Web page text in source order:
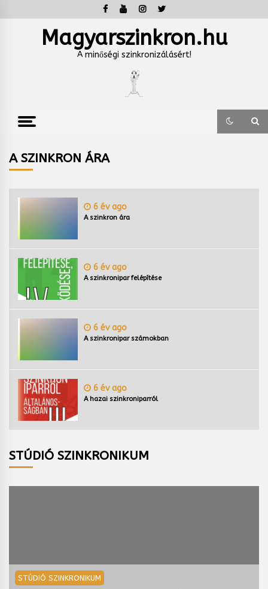
to
Magyarszinkron.hu
A minőségi szinkronizálásért!
A SZINKRON ÁRA
6 év ago
A szinkron ára
6 év ago
A szinkronipar felépítése
6 év ago
A szinkronipar számokban
6 év ago
A hazai szinkroniparról
STÚDIÓ SZINKRONIKUM
STÚDIÓ SZINKRONIKUM